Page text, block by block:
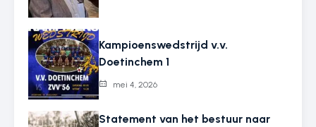
Kampioenswedstrijd v.v.
Doetinchem 1
mei 4, 2026
Statement van het bestuur naar